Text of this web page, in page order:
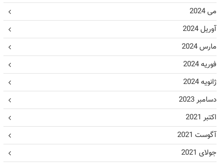
می 2024
آوریل 2024
مارس 2024
فوریه 2024
ژانویه 2024
دسامبر 2023
اکتبر 2021
آگوست 2021
جولای 2021